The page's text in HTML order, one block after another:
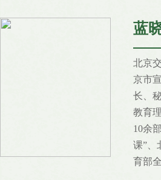
蓝
北京
京市
长、
教育
10余
课”、
育部